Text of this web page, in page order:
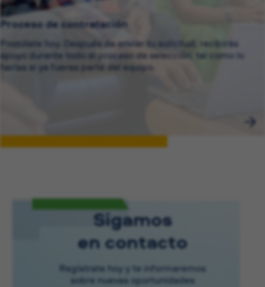
Proceso de contratación
Postúlate hoy. Después de enviar tu solicitud, recibirás
apoyo durante todo el proceso de selección, tal como lo
harías si ya fueras parte del equipo.
Sigamos
en contacto
Regístrate hoy y te informaremos
sobre nuevas oportunidades